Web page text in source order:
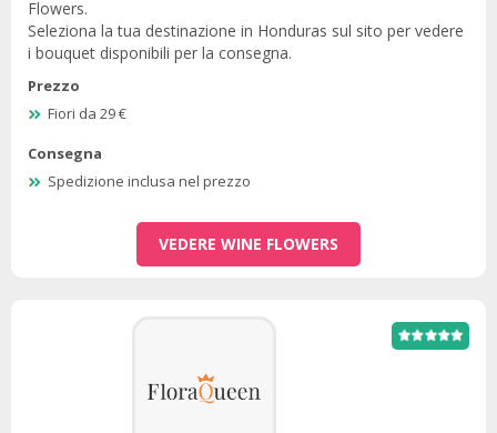
Flowers.
Seleziona la tua destinazione in Honduras sul sito per vedere
i bouquet disponibili per la consegna.
Prezzo
Fiori da 29 €
Consegna
Spedizione inclusa nel prezzo
VEDERE WINE FLOWERS